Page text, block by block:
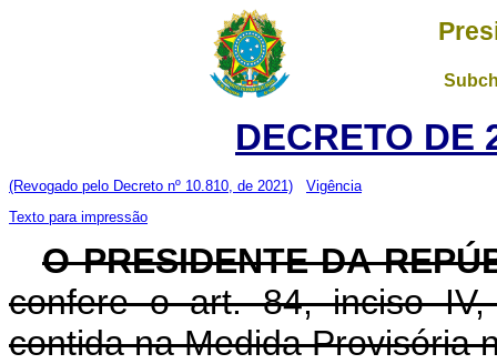
DECRETO DE
(Revogado pelo Decreto nº 10.810, de 2021)
Vigência
Texto para impressão
O PRESIDENTE DA
confere o art. 84, inciso
contida na Medida Provisória